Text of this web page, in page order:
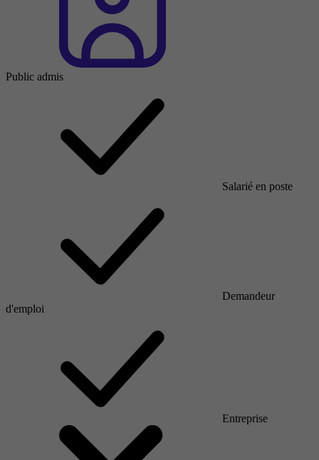
Public admis
Salarié en poste
Demandeur
d'emploi
Entreprise